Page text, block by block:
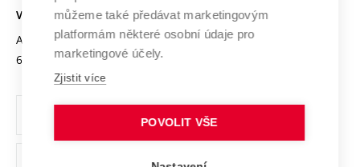
Projekty
Projekty ze strukturálních fondů
Specifický výzkum
Univerzitní sítě
Vyznamenání
Organizační struktura
Ochrana osobních údajů
VYSOKÉ UČENÍ TECHNICKÉ V BRNĚ
Antonínská 548/1
602 00 Brno
www.vut.cz
vut@vutbr.cz
můžeme také předávat marketingovým
platformám některé osobní údaje pro
marketingové účely.
Zjistit více
POVOLIT VŠE